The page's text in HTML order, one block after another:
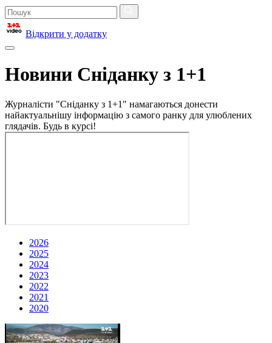
Відкрити у додатку
Новини Сніданку з 1+1
Журналісти "Сніданку з 1+1" намагаються донести
найактуальнішу інформацію з самого ранку для улюблених
глядачів. Будь в курсі!
2026
2025
2024
2023
2022
2021
2020